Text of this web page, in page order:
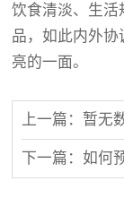
饮食清淡、生活
品，如此内外协
亮的一面。
上一篇：暂无
下一篇：如何